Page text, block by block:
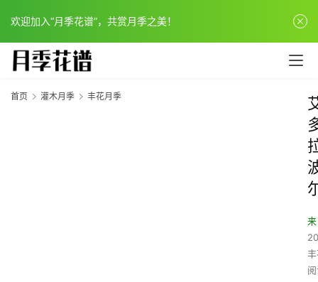
欢迎加入“月季花谱”，共赏月季之美！
首页 灌木月季 丰花月季